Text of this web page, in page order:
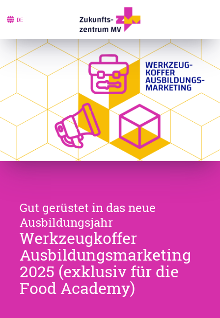
DE
Gut gerüstet in das neue
Ausbildungsjahr
Werkzeugkoffer
Ausbildungsmarketing
2025 (exklusiv für die
Food Academy)